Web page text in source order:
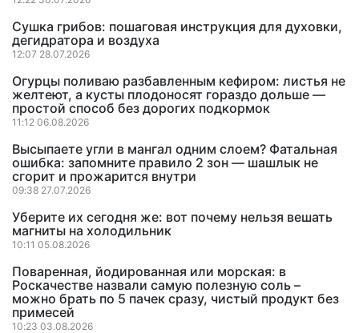
Сушка грибов: пошаговая инструкция для духовки,
дегидратора и воздуха
12:07 28.07.2026
Огурцы поливаю разбавленным кефиром: листья не
желтеют, а кусты плодоносят гораздо дольше —
простой способ без дорогих подкормок
11:12 06.08.2026
Высыпаете угли в мангал одним слоем? Фатальная
ошибка: запомните правило 2 зон — шашлык не
сгорит и прожарится внутри
09:38 27.07.2026
Уберите их сегодня же: вот почему нельзя вешать
магниты на холодильник
10:11 05.08.2026
Поваренная, йодированная или морская: в
Роскачестве назвали самую полезную соль –
можно брать по 5 пачек сразу, чистый продукт без
примесей
10:23 03.08.2026